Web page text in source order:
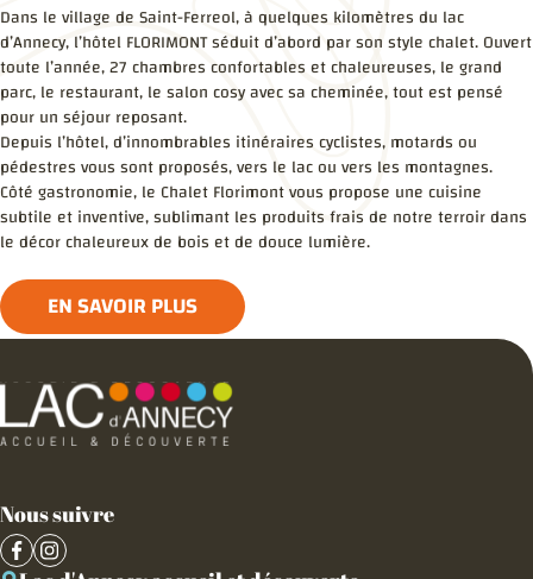
Dans le village de Saint-Ferreol, à quelques kilomètres du lac
d’Annecy, l’hôtel FLORIMONT séduit d’abord par son style chalet. Ouvert
toute l’année, 27 chambres confortables et chaleureuses, le grand
parc, le restaurant, le salon cosy avec sa cheminée, tout est pensé
pour un séjour reposant.
Depuis l’hôtel, d’innombrables itinéraires cyclistes, motards ou
pédestres vous sont proposés, vers le lac ou vers les montagnes.
Côté gastronomie, le Chalet Florimont vous propose une cuisine
subtile et inventive, sublimant les produits frais de notre terroir dans
le décor chaleureux de bois et de douce lumière.
EN SAVOIR PLUS
Nous suivre